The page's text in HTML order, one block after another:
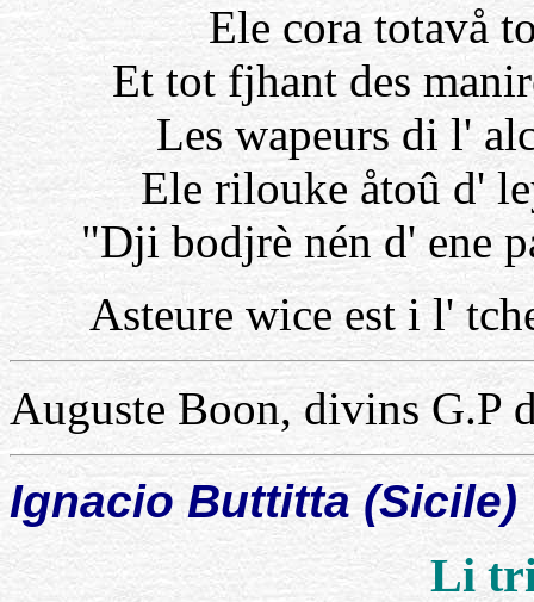
Ele cora totavå
Et tot fjhant des
Les wapeurs di l'
Ele rilouke åtoû d'
"Dji bodjrè nén d' ene
Asteure wice est i l'
Auguste Boon, divins G.P
Ignacio Buttitta (Sicile)
Li